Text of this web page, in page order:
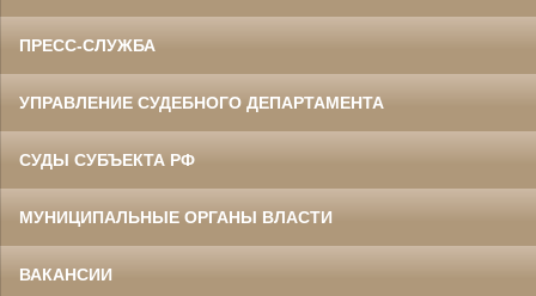
ПРЕСС-СЛУЖБА
УПРАВЛЕНИЕ СУДЕБНОГО ДЕПАРТАМЕНТА
СУДЫ СУБЪЕКТА РФ
МУНИЦИПАЛЬНЫЕ ОРГАНЫ ВЛАСТИ
ВАКАНСИИ